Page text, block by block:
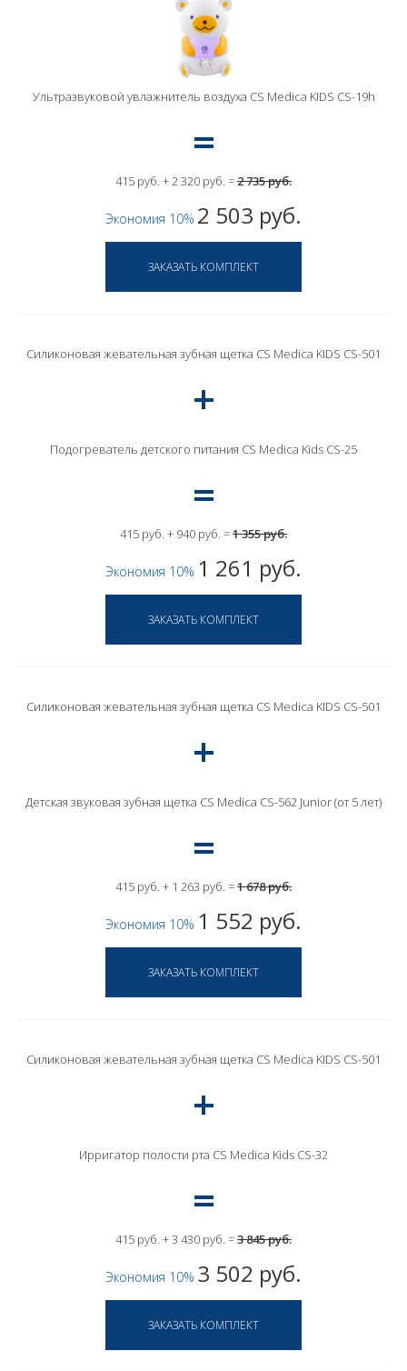
Ультразвуковой увлажнитель воздуха CS Medica KIDS CS-19h
415 руб. + 2 320 руб. =2 735 руб.
Экономия 10% 2 503 руб.
Силиконовая жевательная зубная щетка CS Medica KIDS CS-501
Подогреватель детского питания CS Medica Kids CS-25
415 руб. + 940 руб. =1 355 руб.
Экономия 10% 1 261 руб.
Силиконовая жевательная зубная щетка CS Medica KIDS CS-501
Детская звуковая зубная щетка CS Medica CS-562 Junior (от 5 лет)
415 руб. + 1 263 руб. =1 678 руб.
Экономия 10% 1 552 руб.
Силиконовая жевательная зубная щетка CS Medica KIDS CS-501
Ирригатор полости рта CS Medica Kids CS-32
415 руб. + 3 430 руб. =3 845 руб.
Экономия 10% 3 502 руб.